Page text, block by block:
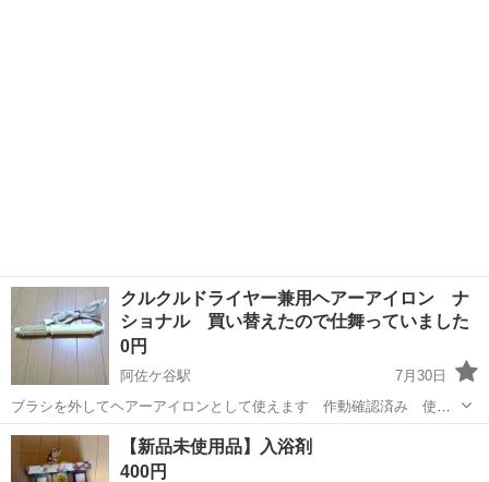
クルクルドライヤー兼用ヘアーアイロン ナ
ショナル 買い替えたので仕舞っていました
0円
阿佐ケ谷駅
7月30日
ブラシを外してヘアーアイロンとして使えます 作動確認済み 使用
感有り 写真参照確認判断してください神経質な方は良く考えてくださ
い ノーリターン 家の近所で受け渡し出来る方に
東京 杉並区 阿佐ケ谷駅 ヘアケア
【新品未使用品】入浴剤
400円